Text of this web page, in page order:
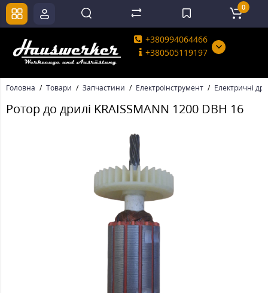
+380994064466
+380505119197
0
Головна Товари Запчастини Електроінструмент Електричні
Ротор до дрилі KRAISSMANN 1200 DBH 16